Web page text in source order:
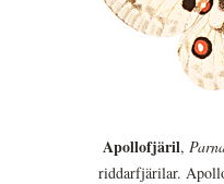
Apollofjäril,
riddarfjärilar.